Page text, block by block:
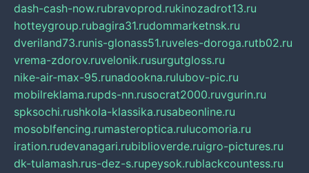
dash-cash-now.rubravoprod.rukinozadrot13.ru
hotteygroup.rubagira31.rudommarketnsk.ru
dveriland73.runis-glonass51.ruveles-doroga.rutb02.ru
vrema-zdorov.ruvelonik.rusurgutgloss.ru
nike-air-max-95.runadookna.rulubov-pic.ru
mobilreklama.rupds-nn.rusocrat2000.ruvgurin.ru
spksochi.rushkola-klassika.rusabeonline.ru
mosoblfencing.rumasteroptica.rulucomoria.ru
iration.rudevanagari.rubiblioverde.ruigro-pictures.ru
dk-tulamash.rus-dez-s.rupeysok.rublackcountess.ru